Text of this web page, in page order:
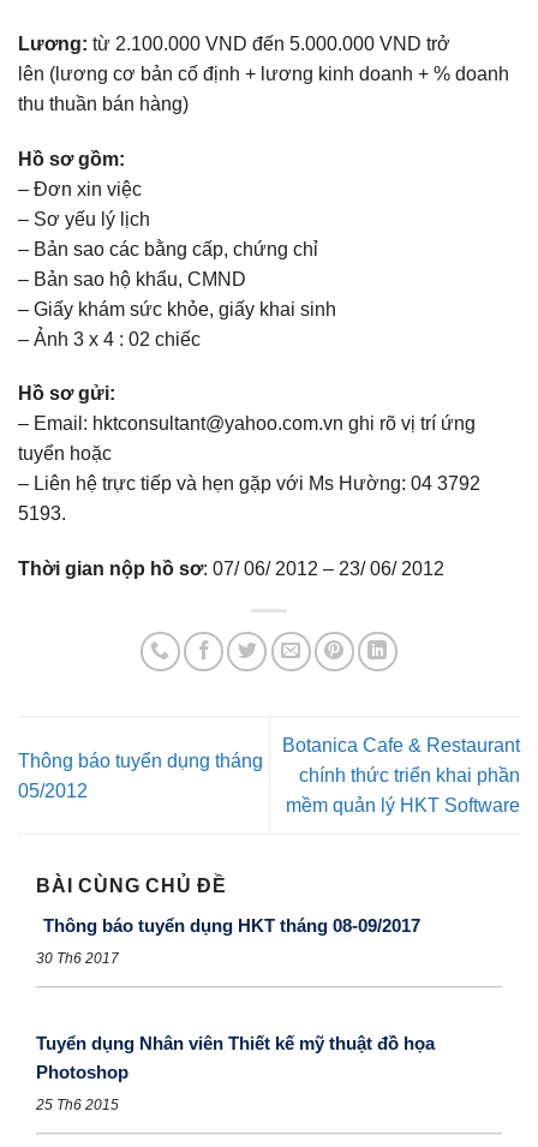
Lương: từ 2.100.000 VND đến 5.000.000 VND trở
lên (lương cơ bản cố định + lương kinh doanh + % doanh
thu thuần bán hàng)
Hồ sơ gồm:
– Đơn xin việc
– Sơ yếu lý lịch
– Bản sao các bằng cấp, chứng chỉ
– Bản sao hộ khẩu, CMND
– Giấy khám sức khỏe, giấy khai sinh
– Ảnh 3 x 4 : 02 chiếc
Hồ sơ gửi:
– Email: hktconsultant@yahoo.com.vn ghi rõ vị trí ứng
tuyển hoặc
– Liên hệ trực tiếp và hẹn gặp với Ms Hường: 04 3792
5193.
Thời gian nộp hồ sơ: 07/ 06/ 2012 – 23/ 06/ 2012
Thông báo tuyển dụng tháng
05/2012
Botanica Cafe & Restaurant
chính thức triển khai phần
mềm quản lý HKT Software
BÀI CÙNG CHỦ ĐỀ
Thông báo tuyển dụng HKT tháng 08-09/2017
30 Th6 2017
Tuyển dụng Nhân viên Thiết kế mỹ thuật đồ họa
Photoshop
25 Th6 2015